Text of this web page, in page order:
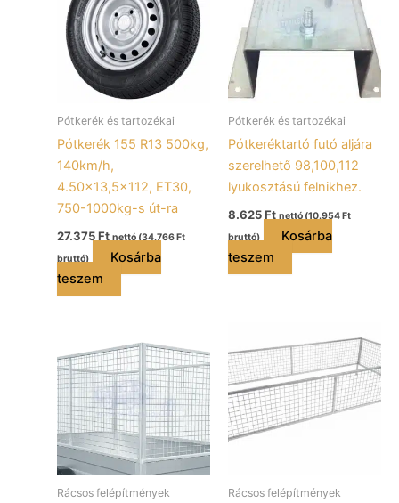
Pótkerék és tartozékai
Pótkerék 155 R13 500kg,
140km/h,
4.50×13,5×112, ET30,
750-1000kg-s út-ra
27.375Ft nettó (34.766 Ft
bruttó)
Kosárba
teszem
Pótkerék és tartozékai
Pótkeréktartó futó aljára
szerelhető 98,100,112
lyukosztású felnikhez.
8.625Ft nettó (10.954 Ft
bruttó)
Kosárba
teszem
Rácsos felépítmények Rácsos felépítmények